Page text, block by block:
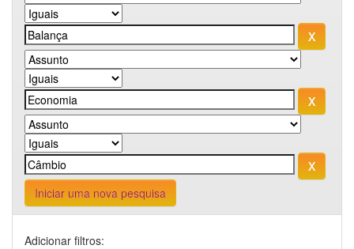
Iniciar uma nova pesquisa
Adicionar filtros: